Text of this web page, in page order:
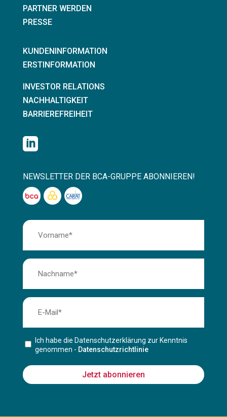
PARTNER WERDEN
PRESSE
KUNDENINFORMATION
ERSTINFORMATION
INVESTOR RELATIONS
NACHHALTIGKEIT
BARRIEREFREIHEIT

NEWSLETTER DER BCA-GRUPPE ABONNIEREN!
Ich habe die Datenschutzerklärung zur Kenntnis
genommen - Datenschutzrichtlinie
Jetzt abonnieren